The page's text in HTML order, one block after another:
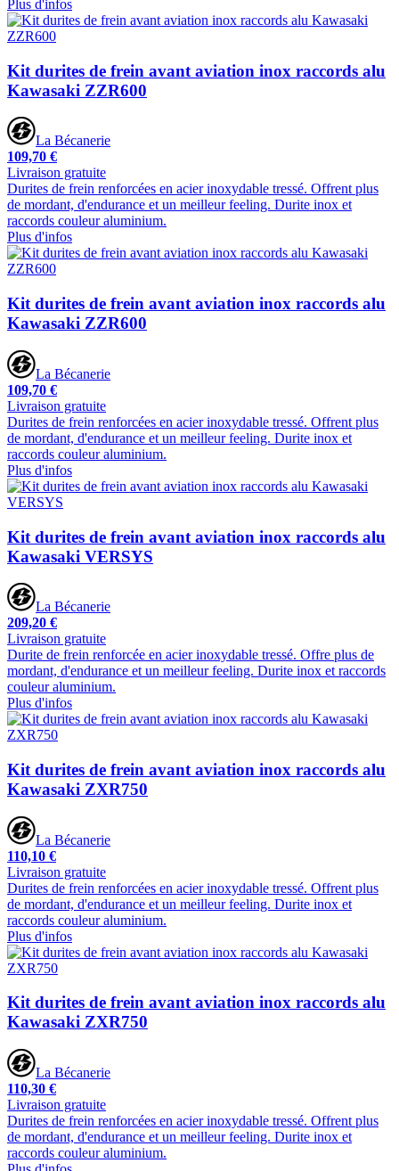
Plus d'infos
Kit durites de frein avant aviation inox raccords alu
Kawasaki ZZR600
La Bécanerie
109,70 €
Livraison gratuite
Durites de frein renforcées en acier inoxydable tressé. Offrent plus
de mordant, d'endurance et un meilleur feeling. Durite inox et
raccords couleur aluminium.
Plus d'infos
Kit durites de frein avant aviation inox raccords alu
Kawasaki ZZR600
La Bécanerie
109,70 €
Livraison gratuite
Durites de frein renforcées en acier inoxydable tressé. Offrent plus
de mordant, d'endurance et un meilleur feeling. Durite inox et
raccords couleur aluminium.
Plus d'infos
Kit durites de frein avant aviation inox raccords alu
Kawasaki VERSYS
La Bécanerie
209,20 €
Livraison gratuite
Durite de frein renforcée en acier inoxydable tressé. Offre plus de
mordant, d'endurance et un meilleur feeling. Durite inox et raccords
couleur aluminium.
Plus d'infos
Kit durites de frein avant aviation inox raccords alu
Kawasaki ZXR750
La Bécanerie
110,10 €
Livraison gratuite
Durites de frein renforcées en acier inoxydable tressé. Offrent plus
de mordant, d'endurance et un meilleur feeling. Durite inox et
raccords couleur aluminium.
Plus d'infos
Kit durites de frein avant aviation inox raccords alu
Kawasaki ZXR750
La Bécanerie
110,30 €
Livraison gratuite
Durites de frein renforcées en acier inoxydable tressé. Offrent plus
de mordant, d'endurance et un meilleur feeling. Durite inox et
raccords couleur aluminium.